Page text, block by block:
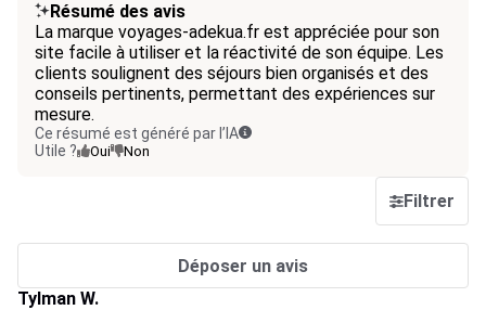
Résumé des avis
La marque voyages-adekua.fr est appréciée pour son
site facile à utiliser et la réactivité de son équipe. Les
clients soulignent des séjours bien organisés et des
conseils pertinents, permettant des expériences sur
mesure.
Ce résumé est généré par l’IA
Utile ?
Oui Non
Filtrer
Déposer un avis
Tylman W.